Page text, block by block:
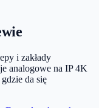
i zakłady
analogowe na IP 4K
da się